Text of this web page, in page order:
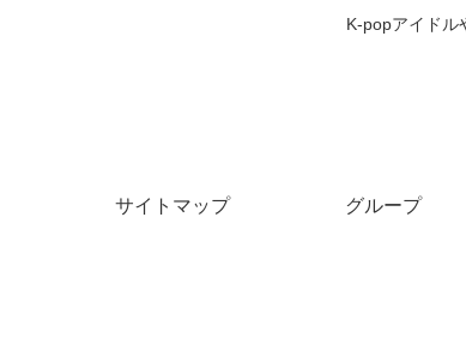
K-popアイドル
サイトマップ グループ